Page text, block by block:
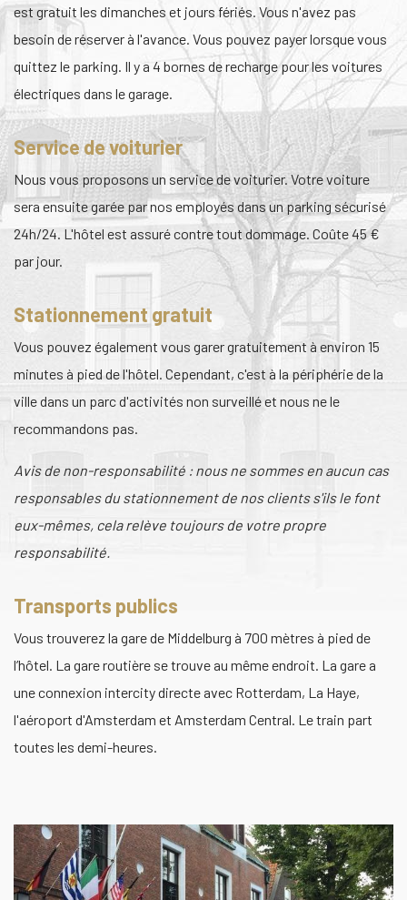
est gratuit les dimanches et jours fériés. Vous n'avez pas
besoin de réserver à l'avance. Vous pouvez payer lorsque vous
quittez le parking. Il y a 4 bornes de recharge pour les voitures
électriques dans le garage.
Service de voiturier
Nous vous proposons un service de voiturier. Votre voiture
sera ensuite garée par nos employés dans un parking sécurisé
24h/24. L'hôtel est assuré contre tout dommage. Coûte 45 €
par jour.
Stationnement gratuit
Vous pouvez également vous garer gratuitement à environ 15
minutes à pied de l'hôtel. Cependant, c'est à la périphérie de la
ville dans un parc d'activités non surveillé et nous ne le
recommandons pas.
Avis de non-responsabilité : nous ne sommes en aucun cas
responsables du stationnement de nos clients s'ils le font
eux-mêmes, cela relève toujours de votre propre
responsabilité.
Transports publics
Vous trouverez la gare de Middelburg à 700 mètres à pied de
l’hôtel. La gare routière se trouve au même endroit. La gare a
une connexion intercity directe avec Rotterdam, La Haye,
l'aéroport d'Amsterdam et Amsterdam Central. Le train part
toutes les demi-heures.